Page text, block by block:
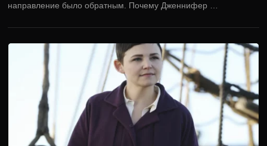
направление было обратным. Почему Дженнифер …